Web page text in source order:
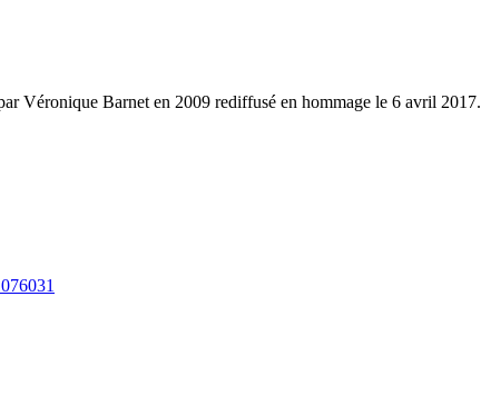
Véronique Barnet en 2009 rediffusé en hommage le 6 avril 2017.